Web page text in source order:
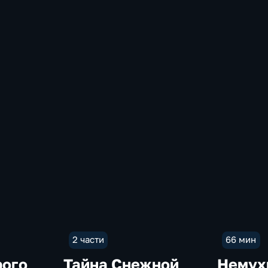
2 части
Тайна Снежной
66 мин